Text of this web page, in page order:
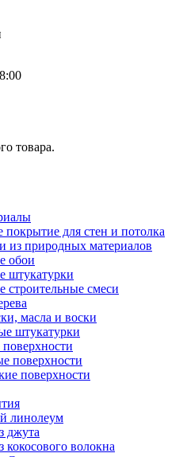
товара.
покрытие для стен и потолка
из природных материалов
обои
штукатурки
строительные смеси
масла и воски
штукатурки
поверхности
поверхности
линолеум
джута
волокна